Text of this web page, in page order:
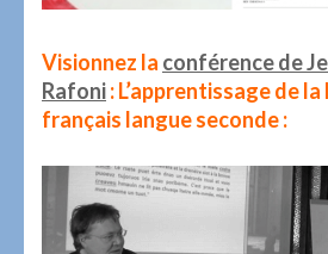
Visionnez la conférence de
Rafoni: L’apprentissage de
français langue seconde :